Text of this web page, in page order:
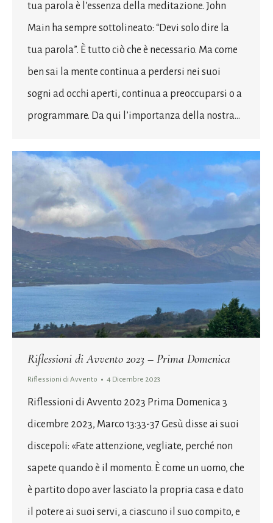
tua parola è l’essenza della meditazione. John
Main ha sempre sottolineato: “Devi solo dire la
tua parola”. È tutto ciò che è necessario. Ma come
ben sai la mente continua a perdersi nei suoi
sogni ad occhi aperti, continua a preoccuparsi o a
programmare. Da qui l’importanza della nostra…
Riflessioni di Avvento 2023 – Prima Domenica
Riflessioni di Avvento 4 Dicembre 2023
Riflessioni di Avvento 2023 Prima Domenica 3
dicembre 2023, Marco 13:33-37 Gesù disse ai suoi
discepoli: «Fate attenzione, vegliate, perché non
sapete quando è il momento. È come un uomo, che
è partito dopo aver lasciato la propria casa e dato
il potere ai suoi servi, a ciascuno il suo compito, e